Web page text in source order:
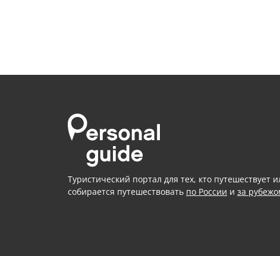
Туристический портал для тех, кто путешествует
собирается путешествовать по России и за